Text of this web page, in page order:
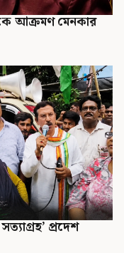
আক্রমণ মেনকার
প্রদেশ